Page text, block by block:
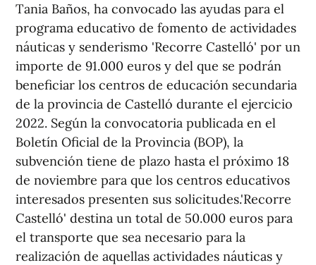
Tania Baños, ha convocado las ayudas para el
programa educativo de fomento de actividades
náuticas y senderismo 'Recorre Castelló' por un
importe de 91.000 euros y del que se podrán
beneficiar los centros de educación secundaria
de la provincia de Castelló durante el ejercicio
2022. Según la convocatoria publicada en el
Boletín Oficial de la Provincia (BOP), la
subvención tiene de plazo hasta el próximo 18
de noviembre para que los centros educativos
interesados presenten sus solicitudes.'Recorre
Castelló' destina un total de 50.000 euros para
el transporte que sea necesario para la
realización de aquellas actividades náuticas y